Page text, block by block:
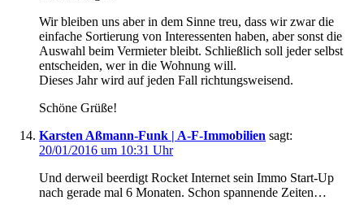
Wir bleiben uns aber in dem Sinne treu, dass wir zwar die
einfache Sortierung von Interessenten haben, aber sonst die
Auswahl beim Vermieter bleibt. Schließlich soll jeder selbst
entscheiden, wer in die Wohnung will.
Dieses Jahr wird auf jeden Fall richtungsweisend.
Schöne Grüße!
Karsten Aßmann-Funk | A-F-Immobilien sagt:
20/01/2016 um 10:31 Uhr
Und derweil beerdigt Rocket Internet sein Immo Start-Up
nach gerade mal 6 Monaten. Schon spannende Zeiten…